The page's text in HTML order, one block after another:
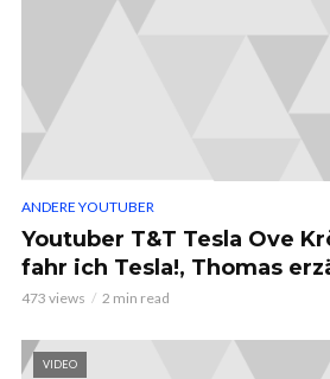
ANDERE YOUTUBER
Youtuber T&T Tesla Ove
fahr ich Tesla!, Thomas
473 views 2 min read
VIDEO